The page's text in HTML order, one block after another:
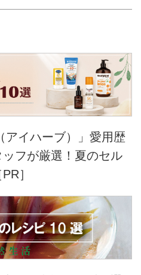
イハーブ）」愛用歴
フが厳選！夏のセル
］